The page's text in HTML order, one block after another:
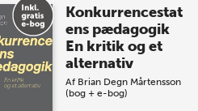
Konkurrencestat
ens pædagogik
En kritik og et
alternativ
Af Brian Degn Mårtensson
(bog + e-bog)